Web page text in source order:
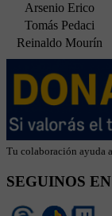
Arsenio Erico
Tomás Pedaci
Reinaldo Mourín
Tu colaboración ayuda
SEGUINOS